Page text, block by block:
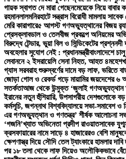
গায়ক স্বাগত দে মারা গেছেনমেয়েকে নিয়ে বাবার
রহমানলালমনিরহাটে সন্ত্রাস বিরোধী মামলায়
মেরি কারাগারে৫ আগস্ট গণঅভ্যুত্থানের বিজয়
প্রেসক্লাবডাল ও তেলবীজ প্রকল্পে অনিয়মের
বিরুদ্ধে টেন্ডার, ভুয়া বিল ও সিন্ডিকেটের প্রশ্ননদী
অবহেলার সুযোগ নেই : প্রধানমন্ত্রীবাংলাদেশে
লেবাননে ২ ইসরায়েলি সেনা নিহত, আহত ৪
গ্যাস সরবরাহ শুরুস্বর্ণের দামে বড় লাফ, ভরিতে
জোড়া গোল ও রেকর্ড গড়ে মায়ামির জয়দেশের ৬
সতর্কতাআজ থেকে উন্মুক্ত ‘জুলাই গণঅভ্যুত্থান
ইরানের নতুন হুঁশিয়ারি, উপসাগরীয় দেশগুলোকে বড়
কর্মসূচি, জগন্নাথ বিশ্ববিদ্যালয়ে সভা-সমাবেশ ও
এর গণঅভ্যুত্থান ও গণতন্ত্র’ শীর্ষক আলোচনা
‘গজনি’খ্যাত অভিনেতা প্রদীপ রাওয়াতসাবেক
ক্রসফায়ারের নামে সাড়ে ৪ হাজারেরও বেশি
ক্ষেপণাস্ত্র দিয়ে সৌদি তেল ট্যাংকারে হামলার দাবি
পর ১৮ তলা থেকে লাফ দিয়েও অলৌকিকভাবে